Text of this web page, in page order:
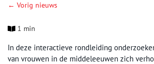
← Vorig nieuws
1 min
In deze interactieve rondleiding
van vrouwen in de middeleeuwen zich